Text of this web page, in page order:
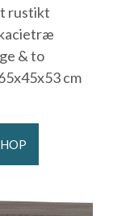
rustikt
& to
cm